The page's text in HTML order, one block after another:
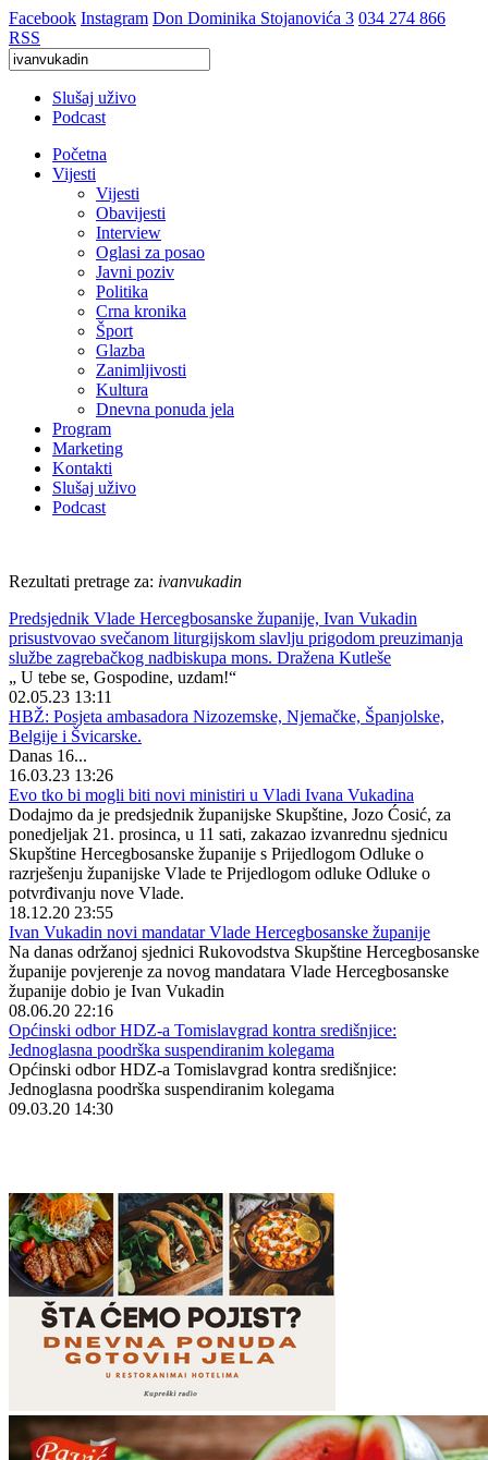
Facebook Instagram Don Dominika Stojanovića 3 034 274 866
RSS
Slušaj uživo
Podcast
Početna
Vijesti
Vijesti
Obavijesti
Interview
Oglasi za posao
Javni poziv
Politika
Crna kronika
Šport
Glazba
Zanimljivosti
Kultura
Dnevna ponuda jela
Program
Marketing
Kontakti
Slušaj uživo
Podcast
Rezultati pretrage za: ivanvukadin
Predsjednik Vlade Hercegbosanske županije, Ivan Vukadin
prisustvovao svečanom liturgijskom slavlju prigodom preuzimanja
službe zagrebačkog nadbiskupa mons. Dražena Kutleše
„ U tebe se, Gospodine, uzdam!“
02.05.23 13:11
HBŽ: Posjeta ambasadora Nizozemske, Njemačke, Španjolske,
Belgije i Švicarske.
Danas 16...
16.03.23 13:26
Evo tko bi mogli biti novi ministiri u Vladi Ivana Vukadina
Dodajmo da je predsjednik županijske Skupštine, Jozo Ćosić, za
ponedjeljak 21. prosinca, u 11 sati, zakazao izvanrednu sjednicu
Skupštine Hercegbosanske županije s Prijedlogom Odluke o
razrješenju županijske Vlade te Prijedlogom odluke Odluke o
potvrđivanju nove Vlade.
18.12.20 23:55
Ivan Vukadin novi mandatar Vlade Hercegbosanske županije
Na danas održanoj sjednici Rukovodstva Skupštine Hercegbosanske
županije povjerenje za novog mandatara Vlade Hercegbosanske
županije dobio je Ivan Vukadin
08.06.20 22:16
Općinski odbor HDZ-a Tomislavgrad kontra središnjice:
Jednoglasna poodrška suspendiranim kolegama
Općinski odbor HDZ-a Tomislavgrad kontra središnjice:
Jednoglasna poodrška suspendiranim kolegama
09.03.20 14:30